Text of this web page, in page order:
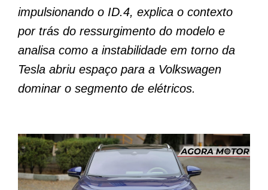
impulsionando o ID.4, explica o contexto
por trás do ressurgimento do modelo e
analisa como a instabilidade em torno da
Tesla abriu espaço para a Volkswagen
dominar o segmento de elétricos.